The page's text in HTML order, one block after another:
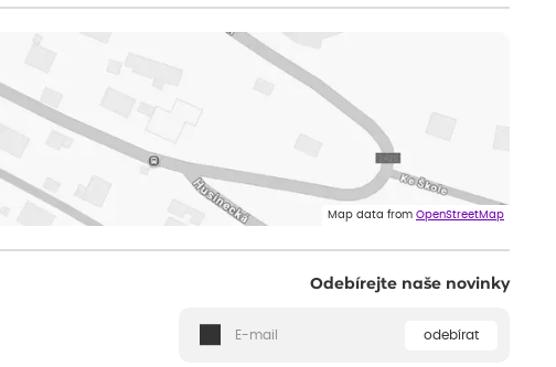
Map data from OpenStreetMap
Odebírejte naše novinky
odebírat